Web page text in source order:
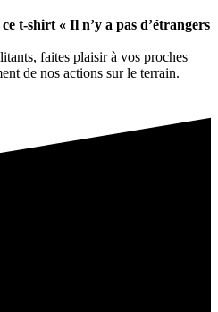
ce t-shirt « Il n’y a pas d’étrangers
faites plaisir à vos proches
de nos actions sur le terrain.